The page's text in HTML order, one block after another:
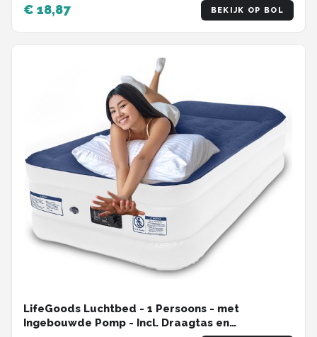
€ 18,87 BEKIJK OP BOL
LifeGoods Luchtbed - 1 Persoons - met
Ingebouwde Pomp - Incl. Draagtas en